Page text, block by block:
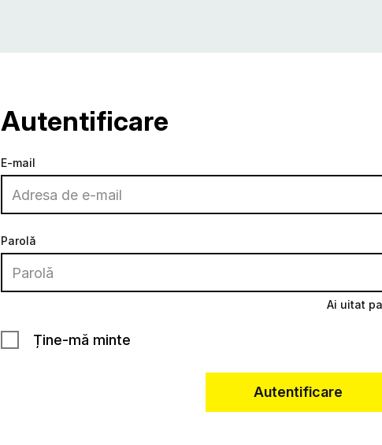
Autentificare
E-mail
Parolă
Ai uitat
Ține-mă minte
Autentificare